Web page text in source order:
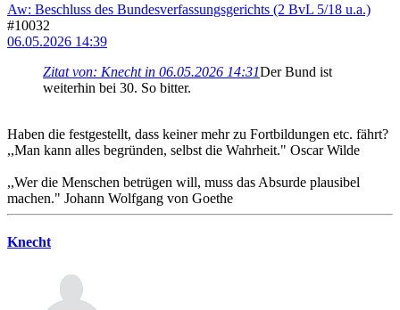
Aw: Beschluss des Bundesverfassungsgerichts (2 BvL 5/18 u.a.)
#10032
06.05.2026 14:39
Zitat von: Knecht in 06.05.2026 14:31Der Bund ist
weiterhin bei 30. So bitter.
Haben die festgestellt, dass keiner mehr zu Fortbildungen etc. fährt?
,,Man kann alles begründen, selbst die Wahrheit." Oscar Wilde
,,Wer die Menschen betrügen will, muss das Absurde plausibel
machen." Johann Wolfgang von Goethe
Knecht